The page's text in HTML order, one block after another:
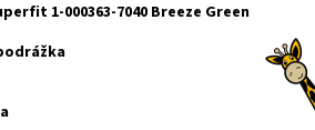
1-000363-7040 Breeze Green